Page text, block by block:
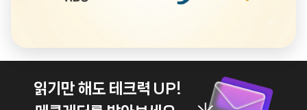
읽기만 해도 테크력 UP!